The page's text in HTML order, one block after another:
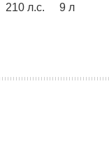
210 л.с. 9 л